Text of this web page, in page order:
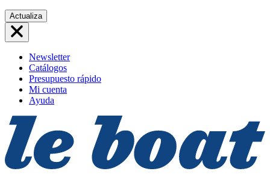
Saltar
al
contenido
Actualiza
Newsletter
Catálogos
Presupuesto rápido
Mi cuenta
Ayuda